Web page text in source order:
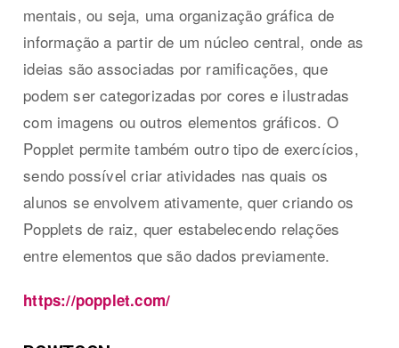
mentais, ou seja, uma organização gráfica de
informação a partir de um núcleo central, onde as
ideias são associadas por ramificações, que
podem ser categorizadas por cores e ilustradas
com imagens ou outros elementos gráficos. O
Popplet permite também outro tipo de exercícios,
sendo possível criar atividades nas quais os
alunos se envolvem ativamente, quer criando os
Popplets de raiz, quer estabelecendo relações
entre elementos que são dados previamente.
https://popplet.com/